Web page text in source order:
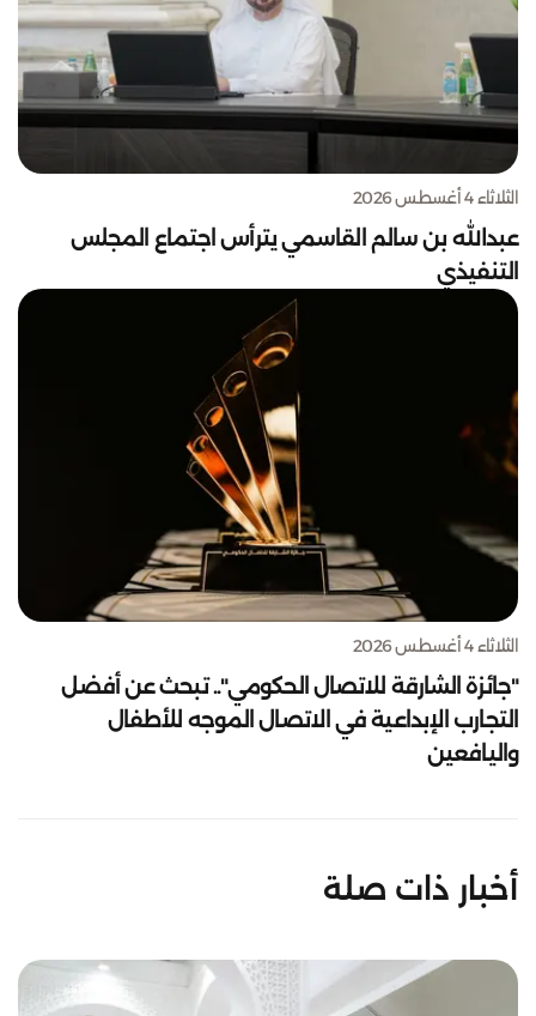
الثلاثاء 4 أغسطس 2026
عبدالله بن سالم القاسمي يترأس اجتماع المجلس
التنفيذي
الثلاثاء 4 أغسطس 2026
"جائزة الشارقة للاتصال الحكومي".. تبحث عن أفضل
التجارب الإبداعية في الاتصال الموجه للأطفال
واليافعين
أخبار ذات صلة